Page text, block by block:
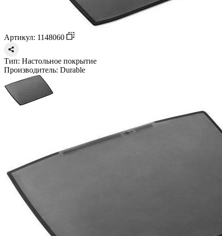
Артикул: 1148060
Тип: Настольное покрытие
Производитель: Durable